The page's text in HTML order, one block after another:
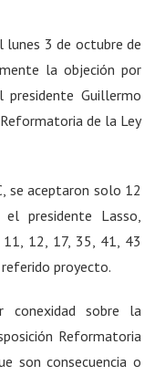
lunes 3 de octubre de
la objeción por
presidente Guillermo
de la Ley
se aceptaron solo 12
presidente Lasso,
12, 17, 35, 41, 43
proyecto.
conexidad sobre la
Reformatoria
son consecuencia o